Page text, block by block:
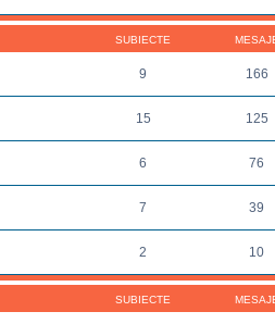
SUBIECTE
9 166
15 125
6 76
7 39
2 10
SUBIECTE